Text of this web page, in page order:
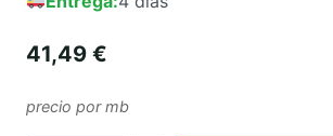
41,49 €
precio por mb